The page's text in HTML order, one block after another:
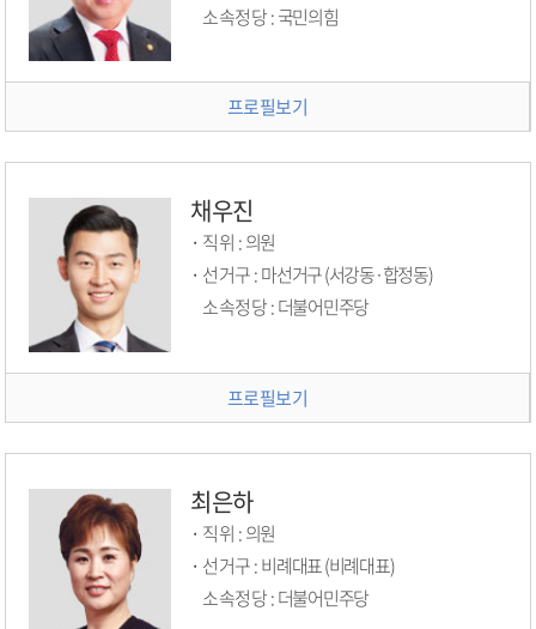
소속정당 :국민의힘
프로필보기
채우진
직위 :의원
선거구 :
마선거구 (서강동·합정동)
소속정당 :더불어민주당
프로필보기
최은하
직위 :의원
선거구 :
비례대표 (비례대표)
소속정당 :더불어민주당